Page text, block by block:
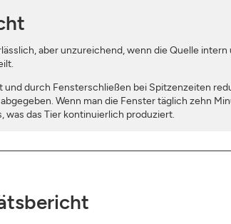
aber unzureichend, wenn die Quelle
durch Fensterschließen bei Spitzenzeiten
Wenn man die Fenster täglich zehn
was das Tier kontinuierlich produziert.